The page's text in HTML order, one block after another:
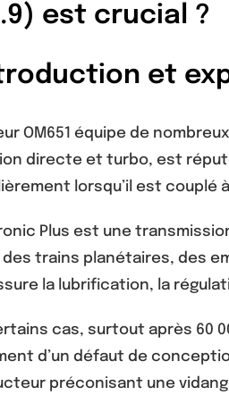
est crucial ?
et
OM651 équipe de
directe et turbo, est
lorsqu’il est couplé
Plus est une
trains planétaires, des
la lubrification, la
cas, surtout après 60
d’un défaut de
préconisant une